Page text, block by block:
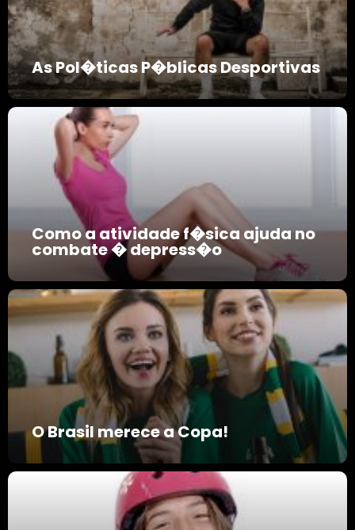
As Pol�ticas P�blicas Desportivas
Como a atividade f�sica ajuda no
combate � depress�o
O Brasil merece a Copa!